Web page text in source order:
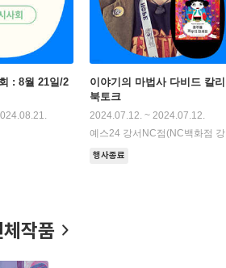
: 8월 21일/2
이야기의 마법사 다비드 칼리
북토크
2024.07.12. ~ 2024.07.12.
예스24 강서NC점(NC백화점 강
행사종료
작품